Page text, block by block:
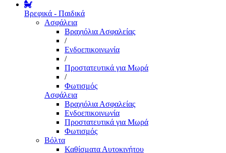
Βρεφικά - Παιδικά
Ασφάλεια
Βραχιόλια Ασφαλείας
/
Ενδοεπικοινωνία
/
Προστατευτικά για Μωρά
/
Φωτισμός
Ασφάλεια
Βραχιόλια Ασφαλείας
Ενδοεπικοινωνία
Προστατευτικά για Μωρά
Φωτισμός
Βόλτα
Καθίσματα Αυτοκινήτου